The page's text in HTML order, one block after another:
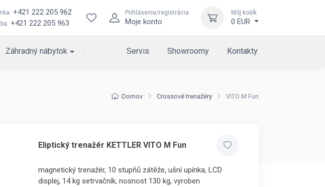
+421 222 205 962
+421 222 205 963
Prihlásenie/registrácia
Moje konto
Môj košík
0 EUR
Záhradný nábytok Servis Showroomy Kontakty
Domov Crossové trenažéry VITO M Fun
Eliptický trenažér KETTLER VITO M Fun
magnetický trenažér, 10 stupňů zátěže, ušní upínka, LCD
displej, 14 kg setrvačník, nosnost 130 kg, vyroben